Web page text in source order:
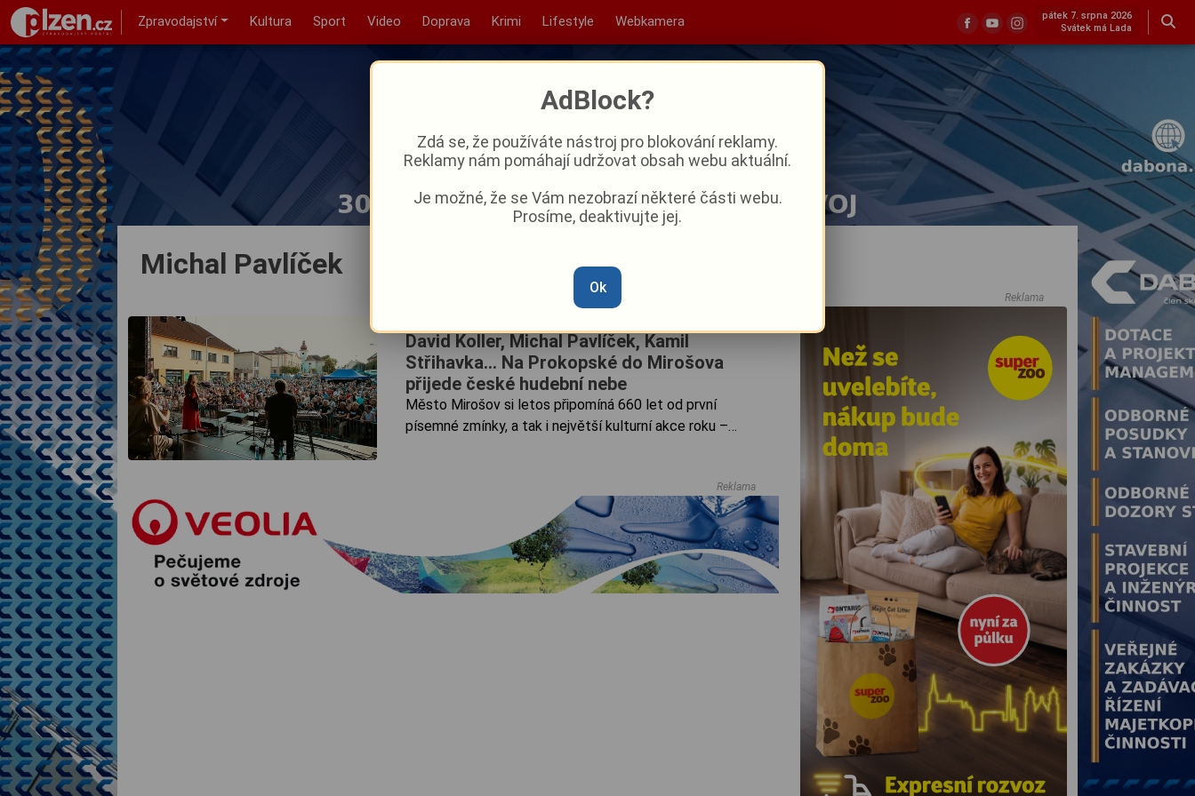
Zpravodajství Kultura Sport Video Doprava Krimi Lifestyle Webkamera
pátek 7. srpna 2026
Svátek má Lada
Michal Pavlíček
David Koller, Michal Pavlíček, Kamil
Střihavka… Na Prokopské do Mirošova
přijede české hudební nebe
Město Mirošov si letos připomíná 660 let od první
písemné zmínky, a tak i největší kulturní akce roku –
náměstí Míru koná 5. července od 13 hodin. Vstup je jako
vždy zdarma, zážitky k nezaplacení.
Reklama
Reklama
AdBlock?
Zdá se, že používáte nástroj pro blokování reklamy.
Reklamy nám pomáhají udržovat obsah webu aktuální.
Je možné, že se Vám nezobrazí některé části webu.
Prosíme, deaktivujte jej.
Ok